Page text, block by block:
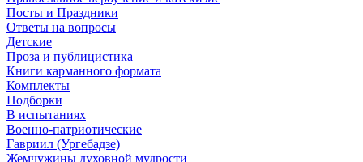
Посты и Праздники
Ответы на вопросы
Детские
Проза и публицистика
Книги карманного формата
Комплекты
Подборки
В испытаниях
Военно-патриотические
Гавриил (Ургебадзе)
Жемчужины духовной мудрости